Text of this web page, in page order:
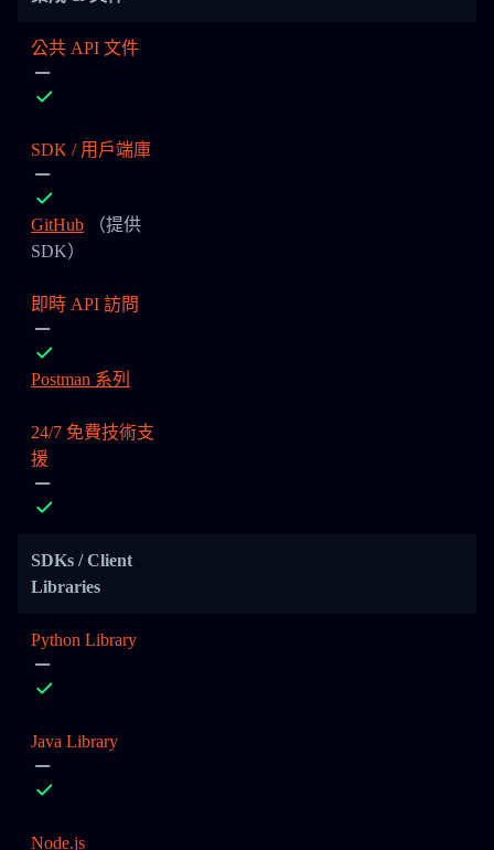
公共 API 文件
SDK / 用戶端庫
GitHub （提供
SDK）
即時 API 訪問
Postman 系列
24/7 免費技術支
援
SDKs / Client
Libraries
Python Library
Java Library
Node.js